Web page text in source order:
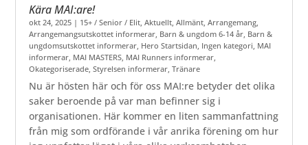
Kära MAI:are!
okt 24, 2025 | 15+ / Senior / Elit ,Aktuellt ,Allmänt ,Arrangemang
Arrangemangsutskottet informerar Barn & ungdom 6-14 år Barn &
ungdomsutskottet informerar Hero Startsidan Ingen kategori MAI
informerar MAI MASTERS MAI Runners informerar
Okategoriserade ,Styrelsen informerar ,Tränare
Nu är hösten här och för oss MAI:re betyder det olika
saker beroende på var man befinner sig i
organisationen. Här kommer en liten sammanfattning
från mig som ordförande i vår anrika förening om hur